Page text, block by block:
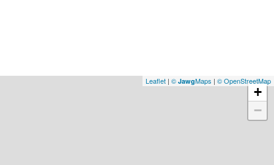
+
−
Leaflet | © JawgMaps | © OpenStreetMap